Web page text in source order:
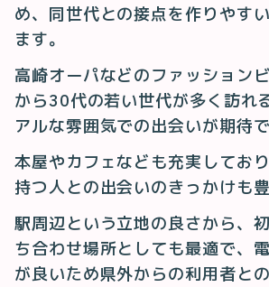
め、同世代との接点を作りやす
ます。
高崎オーパなどのファッション
から30代の若い世代が多く訪れ
アルな雰囲気での出会いが期待で
本屋やカフェなども充実してお
持つ人との出会いのきっかけも豊
駅周辺という立地の良さから、
ち合わせ場所としても最適で、
が良いため県外からの利用者と